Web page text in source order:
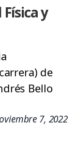
y
de
Bello
7, 2022